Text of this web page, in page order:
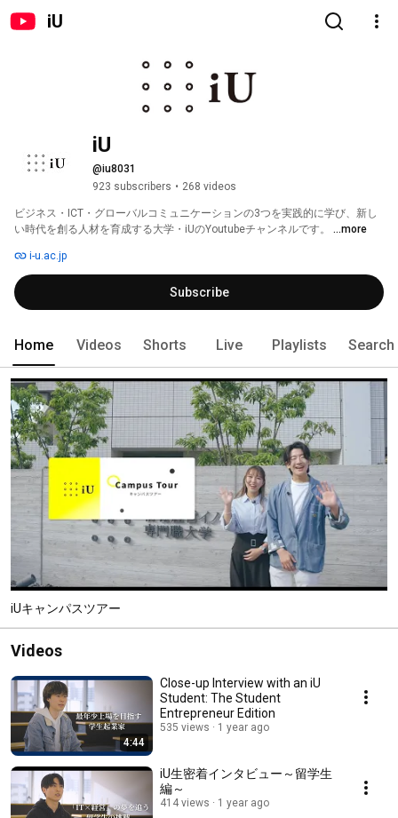
iU
iU
@iu8031
923 subscribers • 268 videos
ビジネス・ICT・グローバルコミュニケーションの3つを実践的に学び、新し
い時代を創る人材を育成する大学・iUのYoutubeチャンネルです。 ...more
i-u.ac.jp
Subscribe
Home Videos Shorts Live Playlists Search
iUキャンパスツアー
Videos
4:44
Close-up Interview with an iU
Student: The Student
Entrepreneur Edition
535 views 1 year ago
iU生密着インタビュー～留学生
編～
414 views 1 year ago